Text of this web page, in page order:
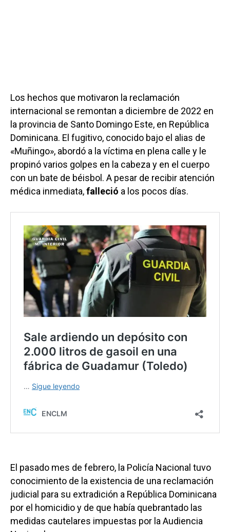
Los hechos que motivaron la reclamación
internacional se remontan a diciembre de 2022 en
la provincia de Santo Domingo Este, en República
Dominicana. El fugitivo, conocido bajo el alias de
«Muñingo», abordó a la víctima en plena calle y le
propinó varios golpes en la cabeza y en el cuerpo
con un bate de béisbol. A pesar de recibir atención
médica inmediata,falleció a los pocos días.
El pasado mes de febrero, la Policía Nacional tuvo
conocimiento de la existencia de una reclamación
judicial para su extradición a República Dominicana
por el homicidio y de que había quebrantado las
medidas cautelares impuestas por la Audiencia